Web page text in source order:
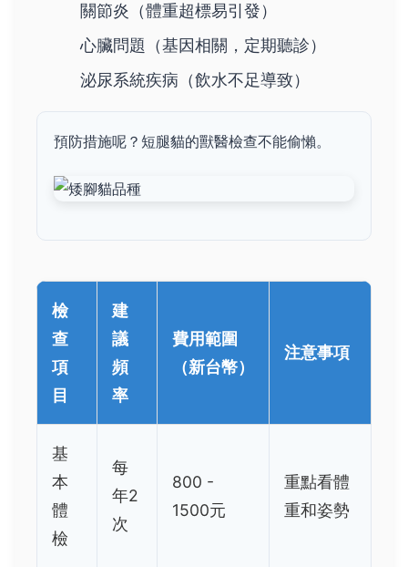
關節炎（體重超標易引發）
心臟問題（基因相關，定期聽診）
泌尿系統疾病（飲水不足導致）
預防措施呢？短腿貓的獸醫檢查不能偷懶。
檢
查
項
目
建
議
頻
率
費用範圍
（新台幣）
注意事項
基
本
體
檢
每
年2
次
800 -
1500元
重點看體
重和姿勢